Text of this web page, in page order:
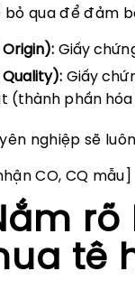
qua để đảm
Giấy
Giấy
(thành phần
nghiệp sẽ
CO, CQ mẫu]
tê